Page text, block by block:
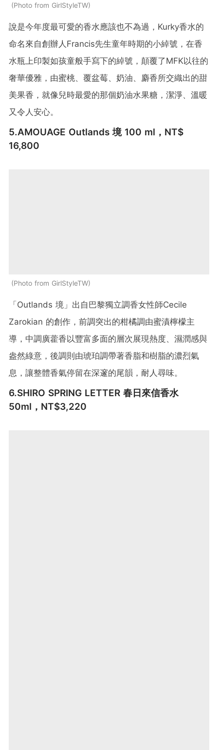
Photo from GirlStyleTW
說是今年度最可愛的香水應該也不為過，Kurky香水的
命名來自創辦人Francis先生童年時期的小綽號，在香
水瓶上印製如孩童般手寫下的綽號，顛覆了MFK以往的
奢華優雅，由蜜桃、覆盆莓、奶油、麝香所交織出的甜
美果香，就像兒時最愛的那個奶油水果糖，潔淨、溫暖
又令人安心。
5.AMOUAGE Outlands境100 ml，NT$
16,800
Photo from GirlStyleTW
「Outlands 境」出自巴黎獨立調香女性師Cecile
Zarokian 的創作，前調突出的柑橘調由蜜漬檸檬主
導，中調廣藿香以豐富多面的層次展現熱度、濕潤感與
盎然綠意，後調則由琥珀調帶著香脂和樹脂的濃烈氣
息，讓整體香氣停留在深邃的尾韻，耐人尋味。
6.SHIRO SPRING LETTER 春日來信香水
50ml，NT$3,220